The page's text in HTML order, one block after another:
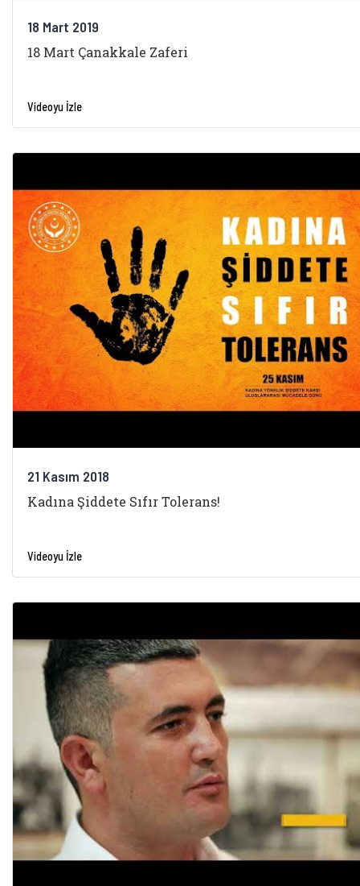
18 Mart 2019
18 Mart Çanakkale Zaferi
Videoyu İzle
21 Kasım 2018
Kadına Şiddete Sıfır Tolerans!
Videoyu İzle